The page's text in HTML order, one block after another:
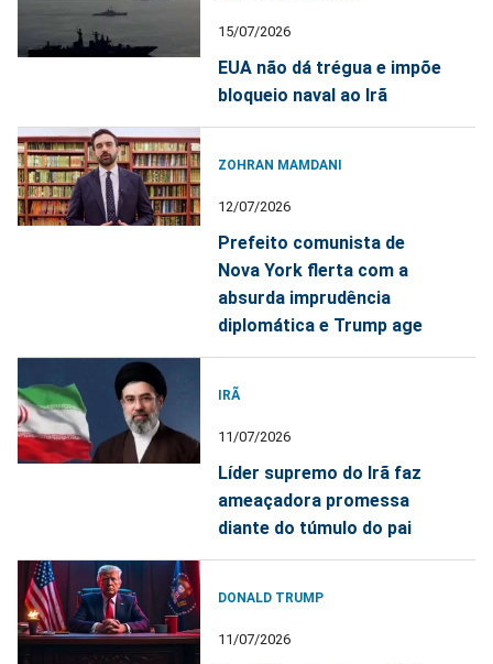
15/07/2026
EUA não dá trégua e impõe
bloqueio naval ao Irã
ZOHRAN MAMDANI
12/07/2026
Prefeito comunista de
Nova York flerta com a
absurda imprudência
diplomática e Trump age
IRÃ
11/07/2026
Líder supremo do Irã faz
ameaçadora promessa
diante do túmulo do pai
DONALD TRUMP
11/07/2026